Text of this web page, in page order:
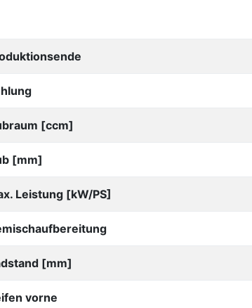
[ccm]
[mm]
Leistung [kW/PS]
[mm]
vorne